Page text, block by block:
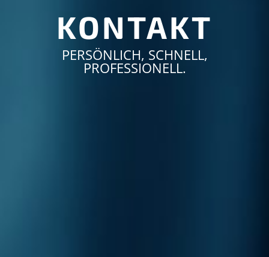
KONTAKT
PERSÖNLICH, SCHNELL,
PROFESSIONELL.